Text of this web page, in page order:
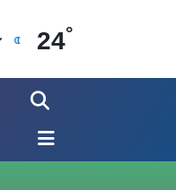
24°